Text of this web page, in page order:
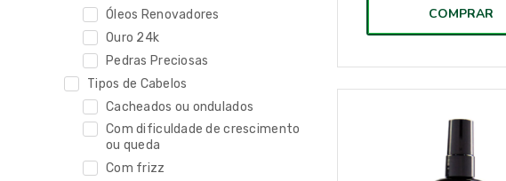
Óleos Renovadores
Ouro 24k
Pedras Preciosas
Tipos de Cabelos
Cacheados ou ondulados
Com dificuldade de crescimento
ou queda
Com frizz
COMPRAR